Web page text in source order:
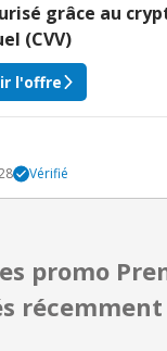
grâce au
(CVV)
l'offre
Vérifié
promo
récemment